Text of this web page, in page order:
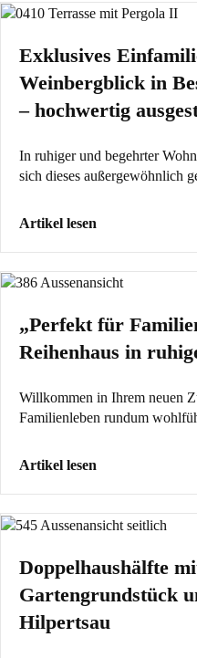
Exklusives
Weinbergblick in
– hochwertig
In ruhiger und begehrter
sich dieses außergewöhnlich
Artikel lesen
„Perfekt für
Reihenhaus in
Willkommen in Ihrem neuen
Familienleben rundum
Artikel lesen
Doppelhaushälfte
Gartengrundstück
Hilpertsau